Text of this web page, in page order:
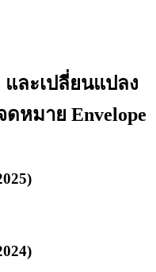
และเปลี่ยนแปลง
หมาย Envelope